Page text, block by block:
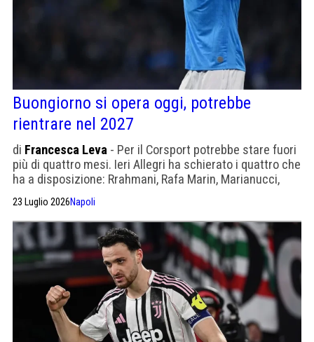
Buongiorno si opera oggi, potrebbe
rientrare nel 2027
di Francesca Leva - Per il Corsport potrebbe stare fuori
più di quattro mesi. Ieri Allegri ha schierato i quattro che
ha a disposizione: Rrahmani, Rafa Marin, Marianucci,
Obaretin
23 Luglio 2026Napoli